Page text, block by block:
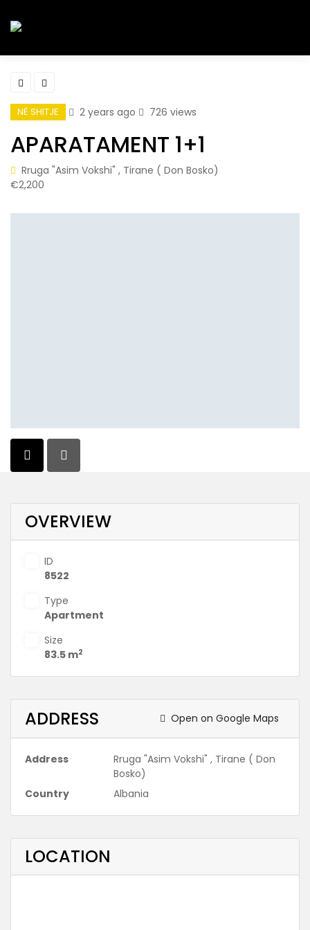
NË SHITJE 2 years ago 726 views
APARATAMENT 1+1
Rruga "Asim Vokshi" , Tirane ( Don Bosko)
€2,200
OVERVIEW
ID
8522
Type
Apartment
Size
83.5 m2
ADDRESS Open on Google Maps
Address
Rruga "Asim Vokshi" , Tirane ( Don
Bosko)
Country
Albania
LOCATION